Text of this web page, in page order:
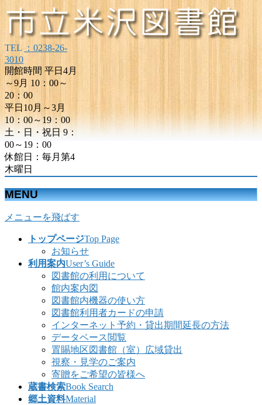
TEL
：0238-26-
3010
開館時間 平日4月
～9月 10：00～
20：00
平日10月～3月
10：00～19：00
土・日・祝日 9：
00～19：00
休館日：毎月第4
木曜日
MENU
メニューを飛ばす
トップページTop Page
お知らせ
利用案内User’s Guide
図書館の利用について
館内案内図
図書館内機器の使い方
図書館利用者カードの申請
インターネット予約・貸出期間延長の方法
データベース閲覧
置賜地区図書館（室）広域貸出
視察・見学のご案内
寄贈をご希望の皆様へ
蔵書検索Book Search
郷土資料Material